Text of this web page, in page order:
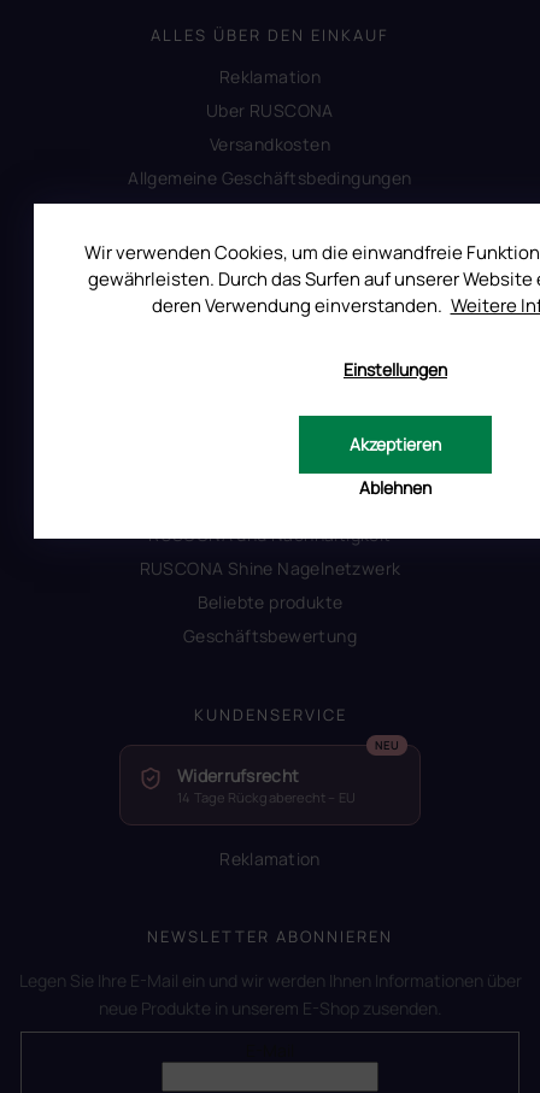
Wir verwenden Cookies, um die einwandfreie
gewährleisten. Durch das Surfen auf unserer Website
deren Verwendung einverstanden. Weitere
Einstellungen
Ablehnen
Akzeptieren
ALLES ÜBER DEN EINKAUF
Reklamation
Uber RUSCONA
Versandkosten
Allgemeine Geschäftsbedingungen
Impressum
Produktsicherheit
INFORMATIONEN FÜR SIE
RUSCONA und Nachhaltigkeit
RUSCONA Shine Nagelnetzwerk
Beliebte produkte
Geschäftsbewertung
KUNDENSERVICE
Widerrufsrecht
14 Tage Rückgaberecht – EU
Reklamation
NEWSLETTER ABONNIEREN
Legen Sie Ihre E-Mail ein und wir werden Ihnen Informationen über
neue Produkte in unserem E-Shop zusenden.